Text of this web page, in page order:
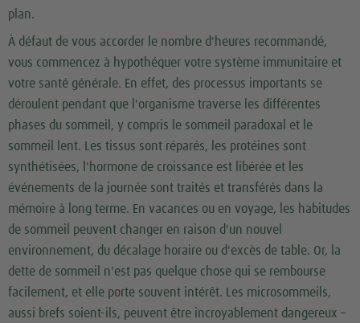
plan.
À défaut de vous accorder le nombre d'heures recommandé,
vous commencez à hypothéquer votre système immunitaire et
votre santé générale. En effet, des processus importants se
déroulent pendant que l'organisme traverse les différentes
phases du sommeil, y compris le sommeil paradoxal et le
sommeil lent. Les tissus sont réparés, les protéines sont
synthétisées, l'hormone de croissance est libérée et les
événements de la journée sont traités et transférés dans la
mémoire à long terme. En vacances ou en voyage, les habitudes
de sommeil peuvent changer en raison d'un nouvel
environnement, du décalage horaire ou d'excès de table. Or, la
dette de sommeil n'est pas quelque chose qui se rembourse
facilement, et elle porte souvent intérêt. Les microsommeils,
aussi brefs soient-ils, peuvent être incroyablement dangereux –